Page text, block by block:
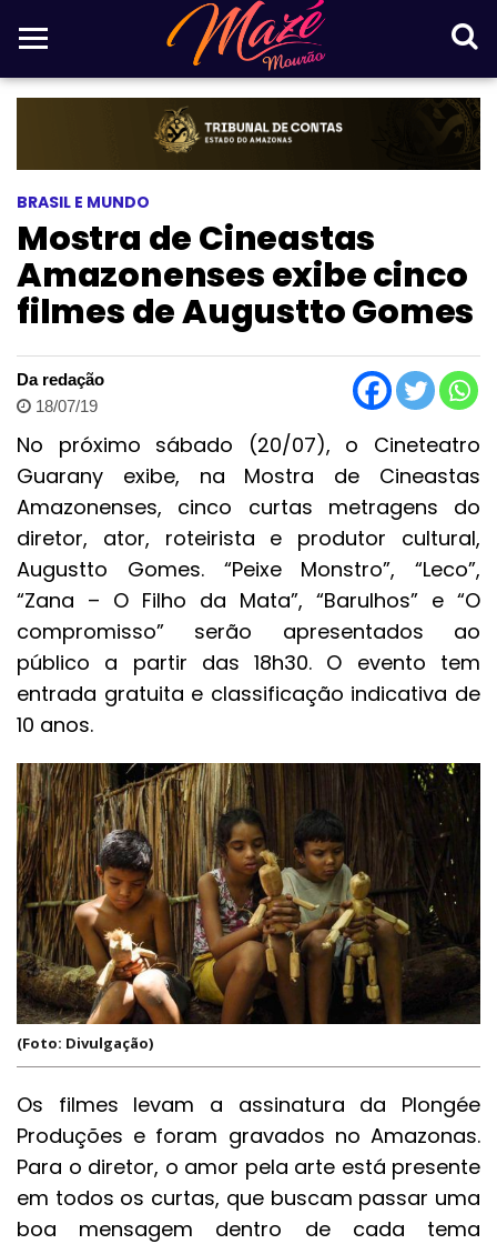
BRASIL E MUNDO
Mostra de Cineastas
Amazonenses exibe cinco
filmes de Augustto Gomes
Da redação
18/07/19
No próximo sábado (20/07), o Cineteatro
Guarany exibe, na Mostra de Cineastas
Amazonenses, cinco curtas metragens do
diretor, ator, roteirista e produtor cultural,
Augustto Gomes. “Peixe Monstro”, “Leco”,
“Zana – O Filho da Mata”, “Barulhos” e “O
compromisso” serão apresentados ao
público a partir das 18h30. O evento tem
entrada gratuita e classificação indicativa de
10 anos.
(Foto: Divulgação)
Os filmes levam a assinatura da Plongée
Produções e foram gravados no Amazonas.
Para o diretor, o amor pela arte está presente
em todos os curtas, que buscam passar uma
boa mensagem dentro de cada tema